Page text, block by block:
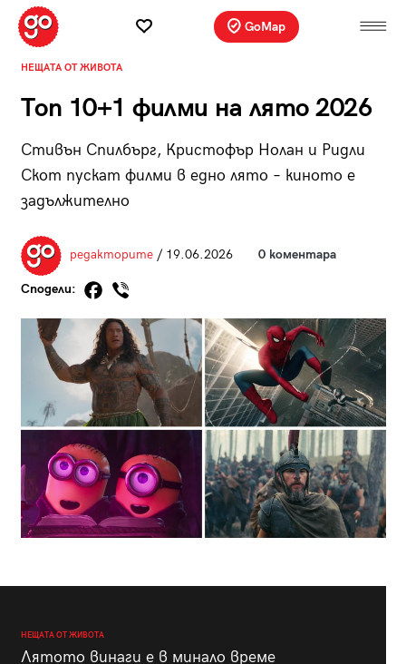
GoMap
НЕЩАТА ОТ ЖИВОТА
Топ 10+1 филми на лято 2026
Стивън Спилбърг, Кристофър Нолан и Ридли
Скот пускат филми в едно лято – киното е
задължително
редакторите/ 19.06.2026 0 коментара
Сподели:
НЕЩАТА ОТ ЖИВОТА
Лятото винаги е в минало време